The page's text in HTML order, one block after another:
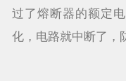
过了熔断器的额定
化，电路就中断了，